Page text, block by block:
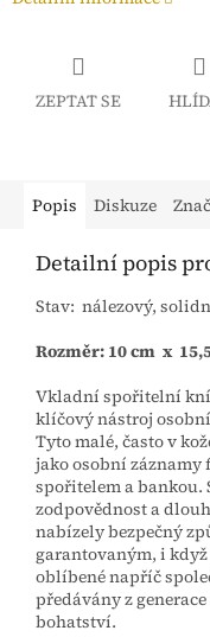
ZEPTAT SE
Popis Diskuze
Detailní popis
Stav: nálezový,
Rozměr: 10 cm x
Vkladní spořitelní
klíčový nástroj
Tyto malé, často v
jako osobní
spořitelem a
zodpovědnost a
nabízely bezpečný
garantovaným, i
oblíbené napříč
předávány z
bohatství.